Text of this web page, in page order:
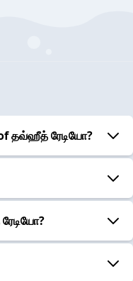
தவ்ஹீத் ரேடியோ?